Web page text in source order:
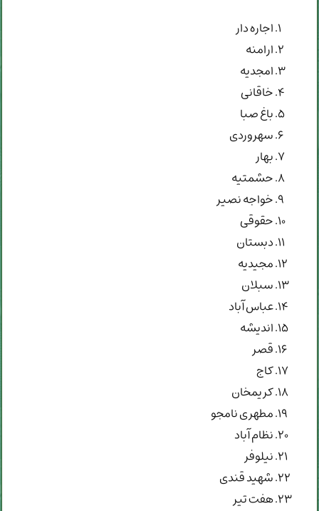
اجاره دار
ارامنه
امجدیه
خاقانی
باغ صبا
سهروردی
بهار
حشمتیه
خواجه نصیر
حقوقی
دبستان
مجیدیه
سبلان
عباس آباد
اندیشه
قصر
کاج
کریمخان
مطهری نامجو
نظام آباد
نیلوفر
شهید قندی
هفت تیر